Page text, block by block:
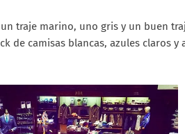
traje marino, uno gris y un buen
de camisas blancas, azules claros